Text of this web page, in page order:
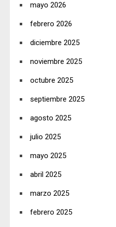
mayo 2026
febrero 2026
diciembre 2025
noviembre 2025
octubre 2025
septiembre 2025
agosto 2025
julio 2025
mayo 2025
abril 2025
marzo 2025
febrero 2025